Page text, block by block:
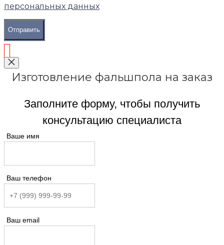
персональных данных
Отправить
Изготовление фальшпола на заказ
Заполните форму, чтобы получить
консультацию специалиста
Ваше имя
Ваш телефон
Ваш email